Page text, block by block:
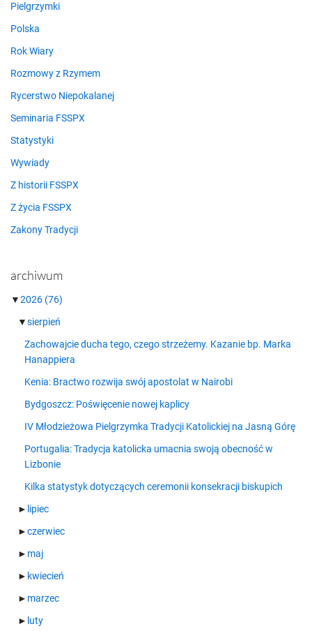
Pielgrzymki
Polska
Rok Wiary
Rozmowy z Rzymem
Rycerstwo Niepokalanej
Seminaria FSSPX
Statystyki
Wywiady
Z historii FSSPX
Z życia FSSPX
Zakony Tradycji
archiwum
▼2026 (76)
▼sierpień
Zachowajcie ducha tego, czego strzeżemy. Kazanie bp. Marka
Hanappiera
Kenia: Bractwo rozwija swój apostolat w Nairobi
Bydgoszcz: Poświęcenie nowej kaplicy
IV Młodzieżowa Pielgrzymka Tradycji Katolickiej na Jasną Górę
Portugalia: Tradycja katolicka umacnia swoją obecność w
Lizbonie
Kilka statystyk dotyczących ceremonii konsekracji biskupich
► lipiec
►czerwiec
► maj
► kwiecień
► marzec
► luty